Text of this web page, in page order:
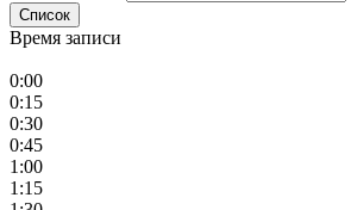
Список
Время записи
0:00
0:15
0:30
0:45
1:00
1:15